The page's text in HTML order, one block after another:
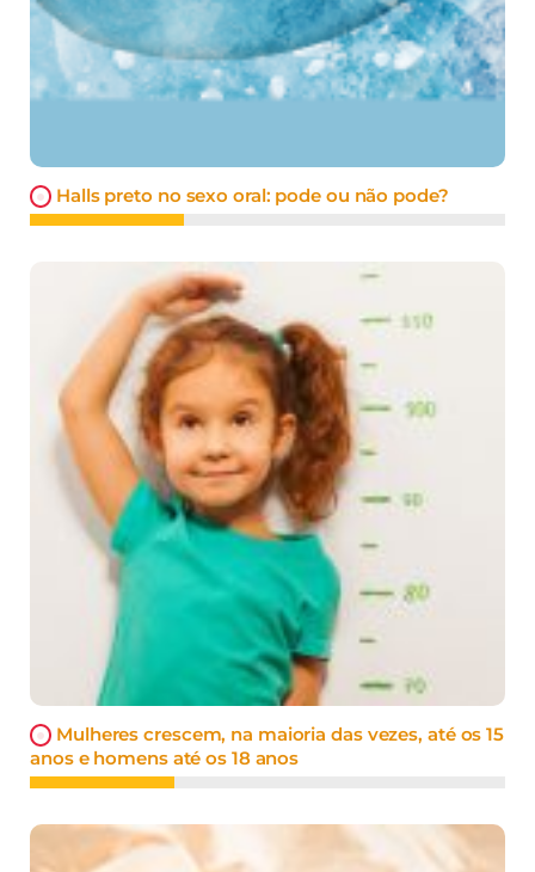
Halls preto no sexo oral: pode ou não pode?
Mulheres crescem, na maioria das vezes, até os 15
anos e homens até os 18 anos